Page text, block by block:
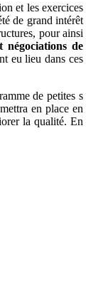
et les exercices
de grand intérêt
pour ainsi
négociations de
eu lieu dans ces
de petites s
en place en
la qualité. En